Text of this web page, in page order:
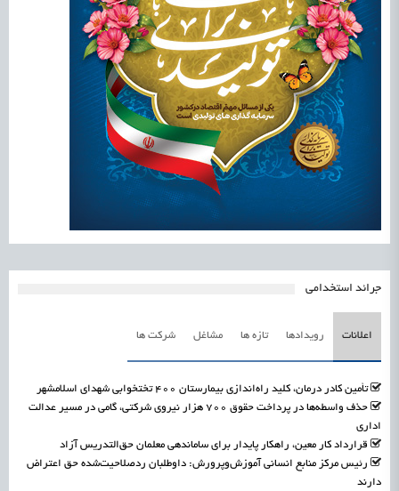
جرائد استخدامی
اعلانات رویدادها تازه ها مشاغل شرکت ها
تأمین کادر درمان، کلید راه‌اندازی بیمارستان ۴۰۰ تختخوابی شهدای اسلامشهر
حذف واسطه‌ها در پرداخت حقوق ۷۰۰ هزار نیروی شرکتی، گامی در مسیر عدالت
اداری
قرارداد کار معین، راهکار پایدار برای ساماندهی معلمان حق‌التدریس آزاد
رئیس مرکز منابع انسانی آموزش‌وپرورش: داوطلبان ردصلاحیت‌شده حق اعتراض
دارند